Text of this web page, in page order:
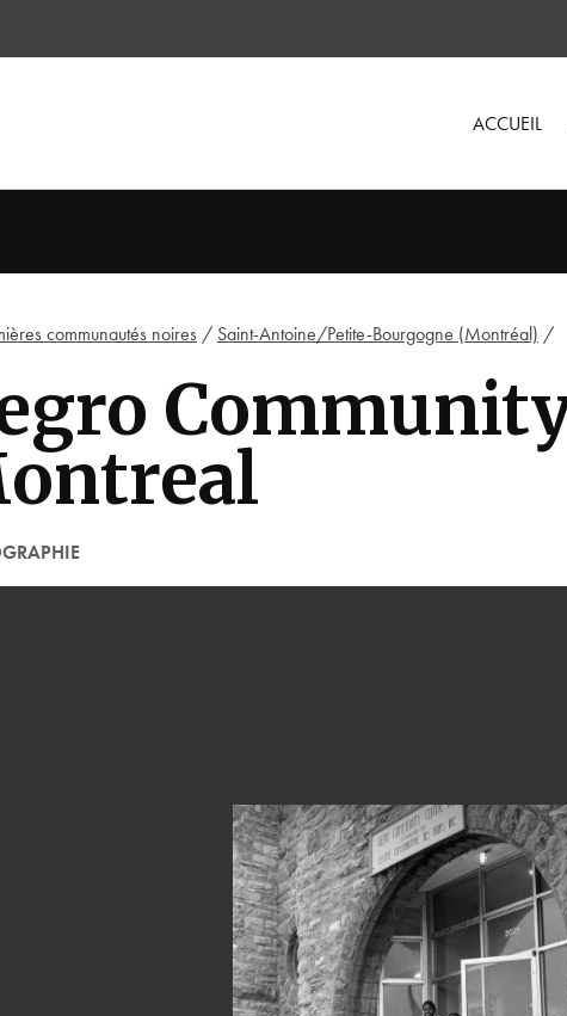
ACCUEIL
communautés noires / Saint-Antoine/Petite-Bourgogne (Montréal) /